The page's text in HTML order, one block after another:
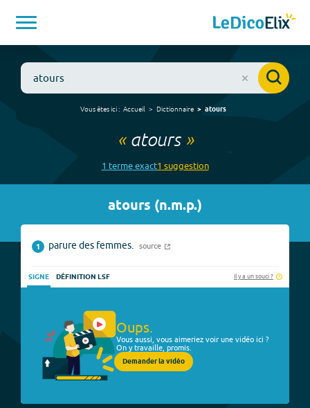
Vous êtes ici : Accueil Dictionnaire atours
« atours»
1 termeexact1 suggestion
atours (n.m.p.)
1 parure des femmes. source
SIGNE DÉFINITION LSF Il y a un souci ?
Oups.
Vous aussi, vous aimeriez voir une vidéo ici ?
On y travaille, promis.
Demander la vidéo